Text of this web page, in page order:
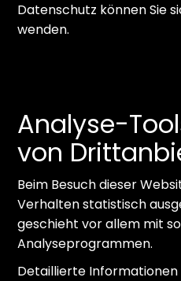
Datenschutz können Sie
wenden.
Analyse-
von
Beim Besuch dieser
Verhalten statistisch
geschieht vor allem mit
Analyseprogrammen.
Detaillierte Informationen